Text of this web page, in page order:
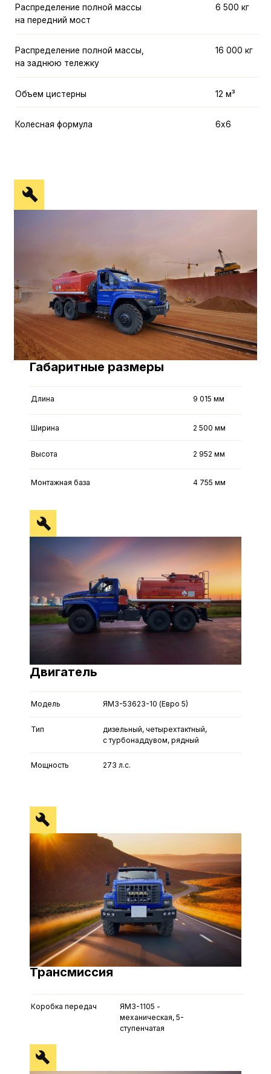
Габаритные размеры
Длина
Ширина
9 015 мм
2 500 мм
Высота 2 952 мм
Монтажная база 4 755 мм
Двигатель
Модель
Тип
Мощность
ЯМЗ-53623-10 (Евро 5)
дизельный, четырехтактный,
с турбонаддувом, рядный
273 л.с.
Трансмиссия
Коробка передач
ЯМЗ-1105 -
механическая, 5-
ступенчатая